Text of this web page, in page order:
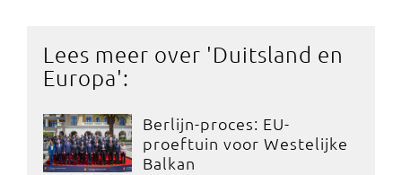
Lees meer over 'Duitsland en
Europa':
Berlijn-proces: EU-
proeftuin voor Westelijke
Balkan